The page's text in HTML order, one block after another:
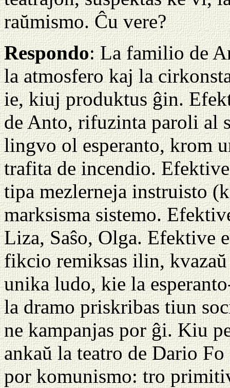
raŭmismo. Ĉu vere?
Respondo: La familio de
la atmosfero kaj la
ie, kiuj produktus ĝin.
de Anto, rifuzinta paroli al
lingvo ol esperanto, krom
trafita de incendio.
tipa mezlerneja instruisto
marksisma sistemo.
Liza, Saŝo, Olga. Efektive
fikcio remiksas ilin,
unika ludo, kie la
la dramo priskribas tiun
ne kampanjas por ĝi. Kiu
ankaŭ la teatro de Dario
por komunismo: tro